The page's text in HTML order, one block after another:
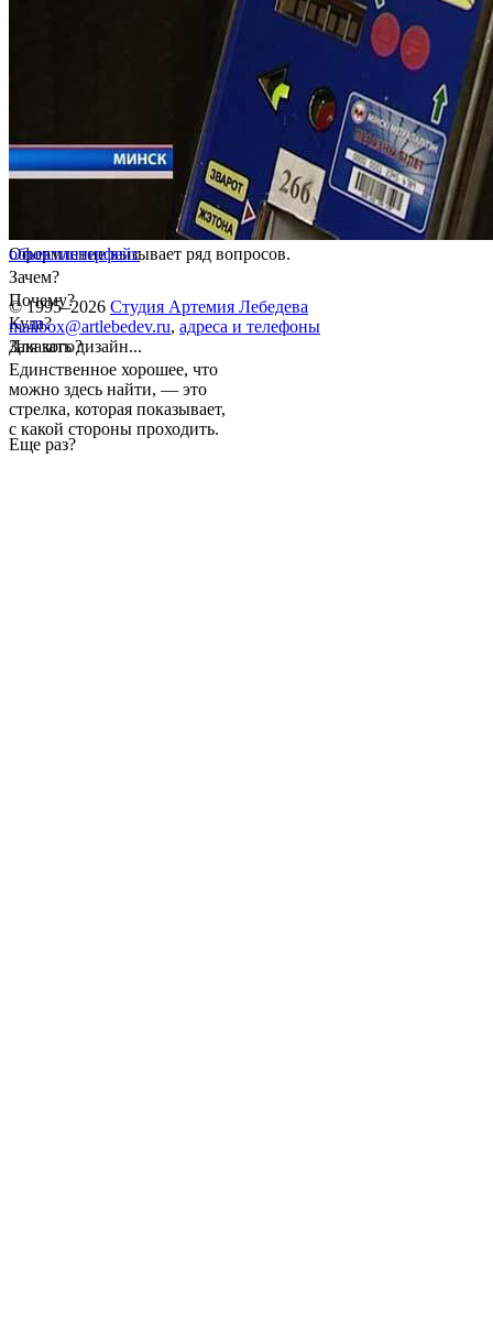
Оформление вызывает ряд вопросов.
Зачем?
Почему?
Куда?
Для кого?
Единственное хорошее, что
можно здесь найти, — это
стрелка, которая показывает,
с какой стороны проходить.
Еще раз?
объектинтерфейс
© 1995–2026 Студия Артемия Лебедева
mailbox@artlebedev.ru, адреса и телефоны
Заказать дизайн...